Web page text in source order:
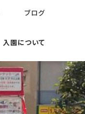
ブログ
入園について